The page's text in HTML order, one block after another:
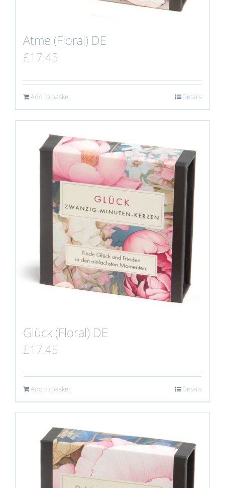
Atme (Floral) DE
£17.45
Add to basket Details
Glück (Floral) DE
£17.45
Add to basket Details